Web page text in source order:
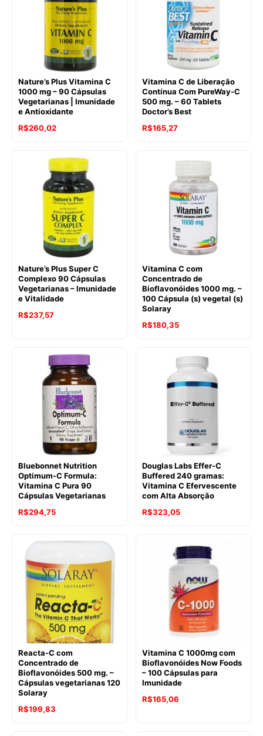
Nature’s Plus Vitamina C
1000 mg – 90 Cápsulas
Vegetarianas | Imunidade
e Antioxidante
R$260,02
Vitamina C de Liberação
Contínua Com PureWay-C
500 mg. – 60 Tablets
Doctor’s Best
R$165,27
Nature’s Plus Super C
Complexo 90 Cápsulas
Vegetarianas – Imunidade
e Vitalidade
R$237,57
Vitamina C com
Concentrado de
Bioflavonóides 1000 mg. –
100 Cápsula (s) vegetal (s)
Solaray
O
R$244,17.
R$180,35O
atual
é:
R$180,35.
Bluebonnet Nutrition
Optimum-C Formula:
Vitamina C Pura 90
Cápsulas Vegetarianas
R$294,75
Douglas Labs Effer-C
Buffered 240 gramas:
Vitamina C Efervescente
com Alta Absorção
R$323,05
Reacta-C com
Concentrado de
Bioflavonóides 500 mg. –
Cápsulas vegetarianas 120
Solaray
R$199,83
Vitamina C 1000mg com
Bioflavonóides Now Foods
– 100 Cápsulas para
Imunidade
R$165,06